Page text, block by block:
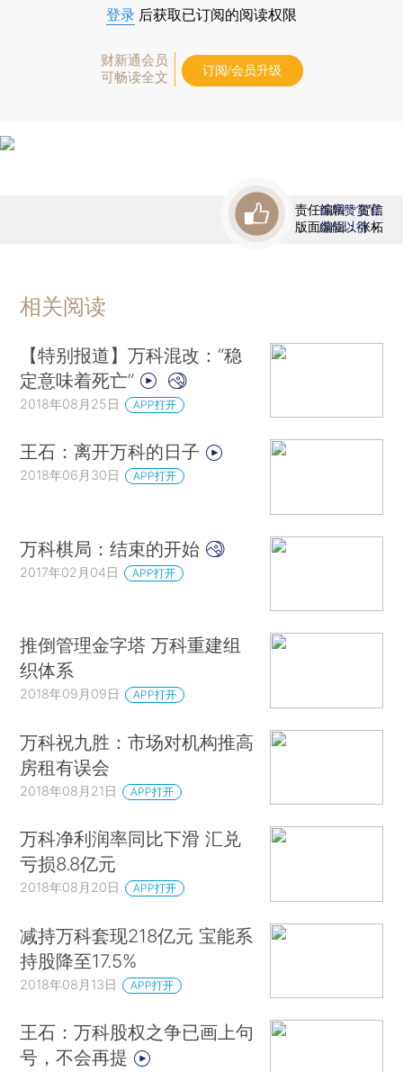
登录 后获取已订阅的阅读权限
财新通会员
可畅读全文
订阅/会员升级
责任编辑：贺信
版面编辑：张柘
首席赞赏官
虚位以待
相关阅读
【特别报道】万科混改：“稳
定意味着死亡”
2018年08月25日 APP打开
王石：离开万科的日子
2018年06月30日 APP打开
万科棋局：结束的开始
2017年02月04日 APP打开
推倒管理金字塔 万科重建组
织体系
2018年09月09日 APP打开
万科祝九胜：市场对机构推高
房租有误会
2018年08月21日 APP打开
万科净利润率同比下滑 汇兑
亏损8.8亿元
2018年08月20日 APP打开
减持万科套现218亿元 宝能系
持股降至17.5%
2018年08月13日 APP打开
王石：万科股权之争已画上句
号，不会再提